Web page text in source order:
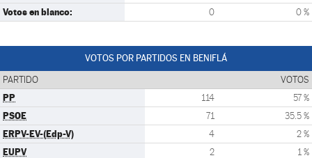
Votos en blanco: 0 0 %
VOTOS POR PARTIDOS EN BENIFLÁ
PARTIDO VOTOS
PP 114 57 %
PSOE 71 35.5 %
ERPV-EV-(Edp-V) 4 2 %
EUPV 2 1 %